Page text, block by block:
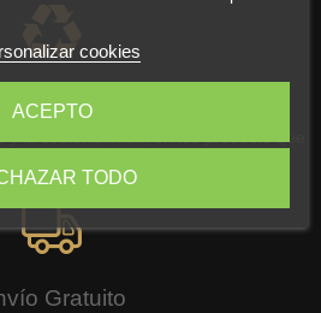
cookies
TODO
ACEPTO Real
y la sostenibilidad, en los producto que
Gratuito